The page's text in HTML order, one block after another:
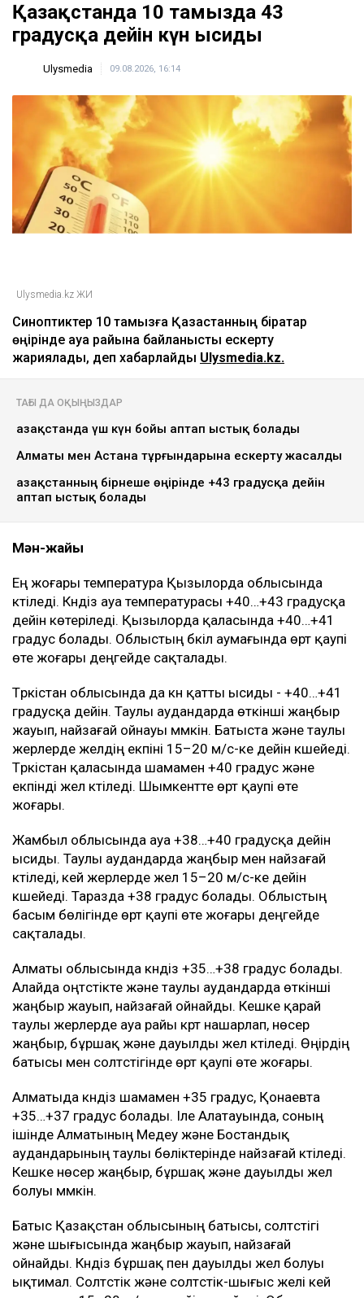
Қазақстанда 10 тамызда 43
градусқа дейін күн ысиды
Ulysmedia 09.08.2026, 16:14
Ulysmedia.kz ЖИ
Синоптиктер 10 тамызға Қазақстанның бірқатар
өңірінде ауа райына байланысты ескерту
жариялады, деп хабарлайды Ulysmedia.kz.
ТАҒЫ ДА ОҚЫҢЫЗДАР
Қазақстанда үш күн бойы аптап ыстық болады
Алматы мен Астана тұрғындарына ескерту жасалды
Қазақстанның бірнеше өңірінде +43 градусқа дейін
аптап ыстық болады
Мән-жайы
Ең жоғары температура Қызылорда облысында
күтіледі. Күндіз ауа температурасы +40…+43 градусқа
дейін көтеріледі. Қызылорда қаласында +40…+41
градус болады. Облыстың бүкіл аумағында өрт қаупі
өте жоғары деңгейде сақталады.
Түркістан облысында да күн қатты ысиды - +40…+41
градусқа дейін. Таулы аудандарда өткінші жаңбыр
жауып, найзағай ойнауы мүмкін. Батыста және таулы
жерлерде желдің екпіні 15–20 м/с-ке дейін күшейеді.
Түркістан қаласында шамамен +40 градус және
екпінді жел күтіледі. Шымкентте өрт қаупі өте
жоғары.
Жамбыл облысында ауа +38…+40 градусқа дейін
ысиды. Таулы аудандарда жаңбыр мен найзағай
күтіледі, кей жерлерде жел 15–20 м/с-ке дейін
күшейеді. Таразда +38 градус болады. Облыстың
басым бөлігінде өрт қаупі өте жоғары деңгейде
сақталады.
Алматы облысында күндіз +35…+38 градус болады.
Алайда оңтүстікте және таулы аудандарда өткінші
жаңбыр жауып, найзағай ойнайды. Кешке қарай
таулы жерлерде ауа райы күрт нашарлап, нөсер
жаңбыр, бұршақ және дауылды жел күтіледі. Өңірдің
батысы мен солтүстігінде өрт қаупі өте жоғары.
Алматыда күндіз шамамен +35 градус, Қонаевта
+35…+37 градус болады. Іле Алатауында, соның
ішінде Алматының Медеу және Бостандық
аудандарының таулы бөліктерінде найзағай күтіледі.
Кешке нөсер жаңбыр, бұршақ және дауылды жел
болуы мүмкін.
Батыс Қазақстан облысының батысы, солтүстігі
және шығысында жаңбыр жауып, найзағай
ойнайды. Күндіз бұршақ пен дауылды жел болуы
ықтимал. Солтүстік және солтүстік-шығыс желі кей